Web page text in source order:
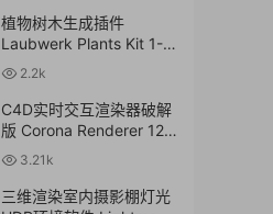
植物树木生成插件
Laubwerk Plants Kit 1-7
v1.0.50 For
C4D/MAX/Maya/Sketch
Up Win/Mac
2.2k
C4D实时交互渲染器破解
版 Corona Renderer 12.1
for Cinema 4D R17-
2024+离线材质预设库
3.21k
三维渲染室内摄影棚灯光